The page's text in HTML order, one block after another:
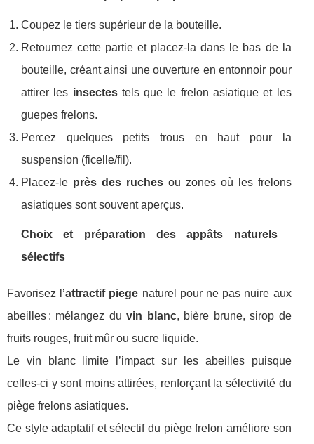
Coupez le tiers supérieur de la bouteille.
Retournez cette partie et placez-la dans le bas de la
bouteille, créant ainsi une ouverture en entonnoir pour
attirer les insectestels que le frelon asiatique et les
guepes frelons.
Percez quelques petits trous en haut pour la
suspension (ficelle/fil).
Placez-le près des ruchesou zones où les frelons
asiatiques sont souvent aperçus.
Choix et préparation des appâts naturels
sélectifs
Favorisez l’attractif piege naturel pour ne pas nuire aux
abeilles : mélangez duvin blanc, bière brune, sirop de
fruits rouges, fruit mûr ou sucre liquide.
Le vin blanc limite l’impact sur les abeilles puisque
celles-ci y sont moins attirées, renforçant la sélectivité du
piège frelons asiatiques.
Ce style adaptatif et sélectif du piège frelon améliore son